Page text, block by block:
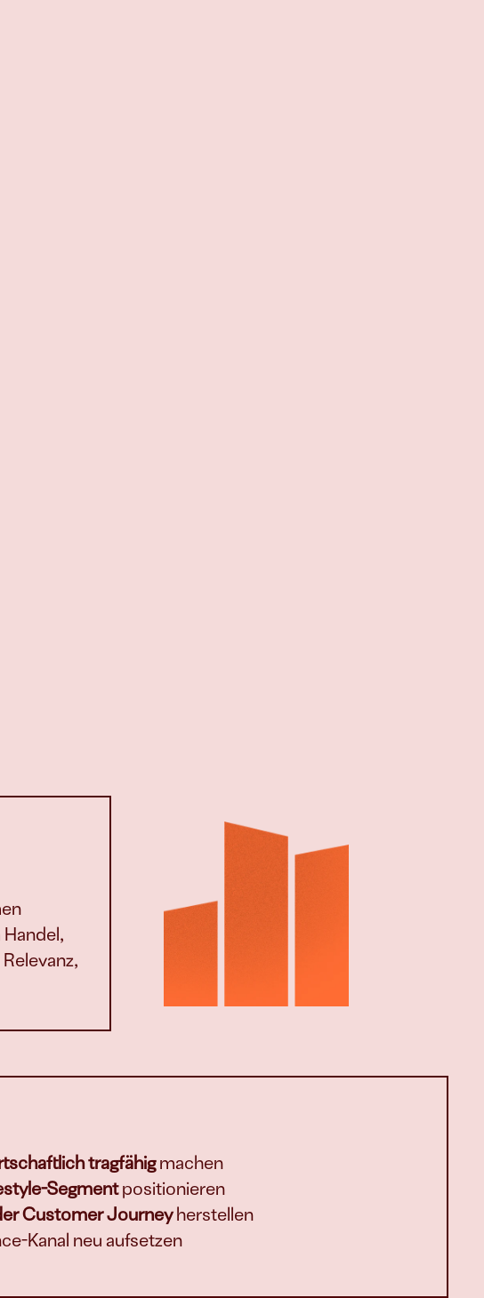
tragfähig machen
Segment positionieren
Customer Journey herstellen
Kanal neu aufsetzen